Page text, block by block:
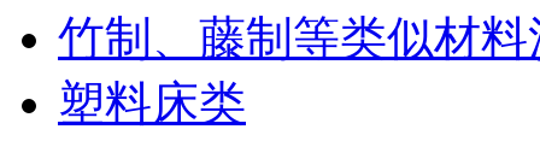
竹制、藤制等类似材
塑料床类